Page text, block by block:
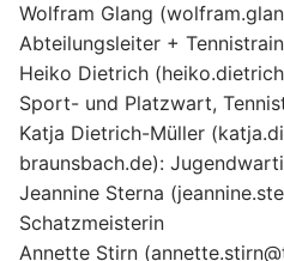
Funktionelle Gymnastik
Jedermänner
Kickboxen
Pilates
Step Aerobic
Kickboxen
Kinderturnen
Leichtathletik
Wolfram Glang
Abteilungsleiter +
Heiko Dietrich
Sport- und Platzwart,
Katja Dietrich-Müller
braunsbach.de):
Jeannine Sterna
Schatzmeisterin
Annette Stirn